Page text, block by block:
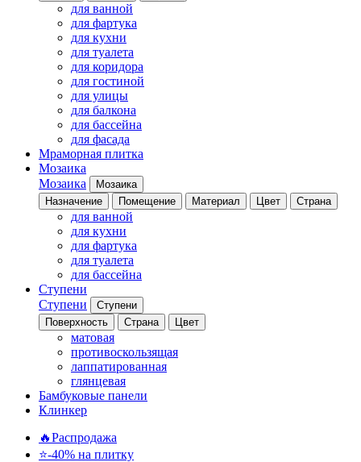
для ванной
для фартука
для кухни
для туалета
для коридора
для гостиной
для улицы
для балкона
для бассейна
для фасада
Мраморная плитка
Мозаика
Мозаика
Мозаика
Назначение
Помещение Материал Цвет Страна
для ванной
для кухни
для фартука
для туалета
для бассейна
Ступени
Ступени
Ступени
Поверхность
Страна Цвет
матовая
противоскользящая
лаппатированная
глянцевая
Бамбуковые панели
Клинкер
🔥Распродажа
⭐-40% на плитку